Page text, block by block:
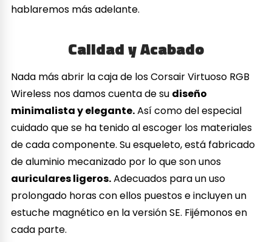
hablaremos más adelante.
Calidad y Acabado
Nada más abrir la caja de los Corsair Virtuoso RGB
Wireless nos damos cuenta de su diseño
minimalista y elegante.Así como del especial
cuidado que se ha tenido al escoger los materiales
de cada componente. Su esqueleto, está fabricado
de aluminio mecanizado por lo que son unos
auriculares ligeros.Adecuados para un uso
prolongado horas con ellos puestos e incluyen un
estuche magnético en la versión SE. Fijémonos en
cada parte.